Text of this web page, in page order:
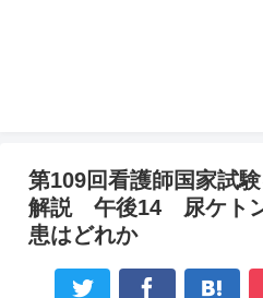
第109回看護師国家試
解説 午後14 尿ケト
患はどれか